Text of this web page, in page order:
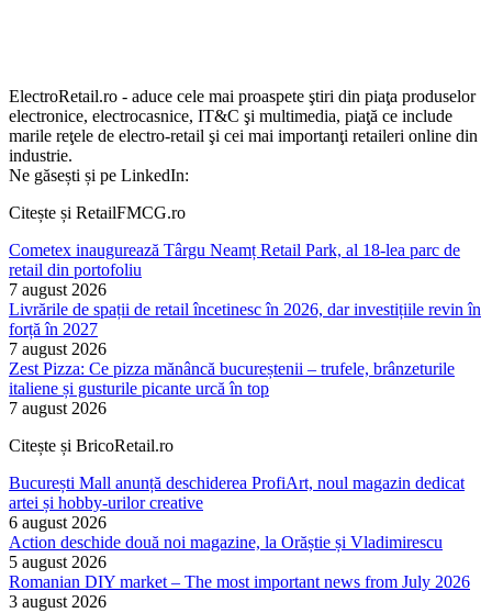
ElectroRetail.ro - aduce cele mai proaspete ştiri din piaţa produselor
electronice, electrocasnice, IT&C şi multimedia, piaţă ce include
marile reţele de electro-retail şi cei mai importanţi retaileri online din
industrie.
Ne găsești și pe LinkedIn:
Citește și RetailFMCG.ro
Cometex inaugurează Târgu Neamț Retail Park, al 18-lea parc de
retail din portofoliu
7 august 2026
Livrările de spații de retail încetinesc în 2026, dar investițiile revin în
forță în 2027
7 august 2026
Zest Pizza: Ce pizza mănâncă bucureștenii – trufele, brânzeturile
italiene și gusturile picante urcă în top
7 august 2026
Citește și BricoRetail.ro
București Mall anunță deschiderea ProfiArt, noul magazin dedicat
artei și hobby-urilor creative
6 august 2026
Action deschide două noi magazine, la Orăștie și Vladimirescu
5 august 2026
Romanian DIY market – The most important news from July 2026
3 august 2026